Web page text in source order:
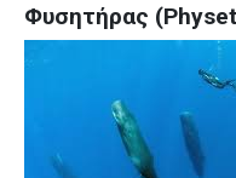
Φυσητήρας